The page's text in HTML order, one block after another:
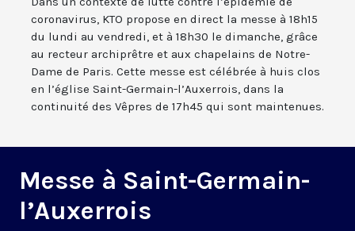
coronavirus, KTO propose en direct la messe à 18h15
du lundi au vendredi, et à 18h30 le dimanche, grâce
au recteur archiprêtre et aux chapelains de Notre-
Dame de Paris. Cette messe est célébrée à huis clos
en l’église Saint-Germain-l’Auxerrois, dans la
continuité des Vêpres de 17h45 qui sont maintenues.
Messe à Saint-Germain-
l’Auxerrois